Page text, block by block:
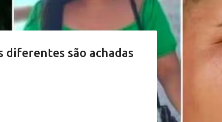
diferentes são achadas